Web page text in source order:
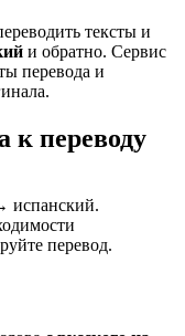
тексты и
и обратно. Сервис
перевода и
к переводу
испанский.
перевод.